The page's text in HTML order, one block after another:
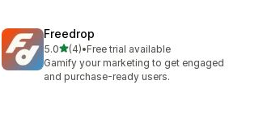
Freedrop
5.05つ星中
(4)
合計レビュー数：4件
•Free trial available
Gamify your marketing to get engaged
and purchase-ready users.